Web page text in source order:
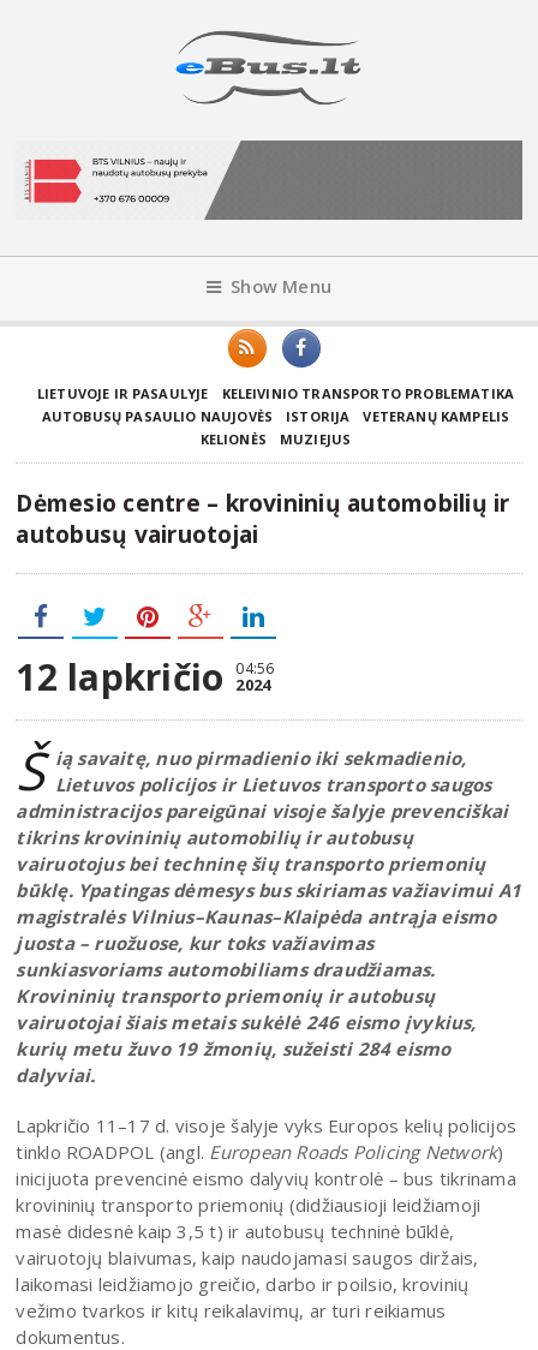
Show Menu
LIETUVOJE IR PASAULYJE
KELEIVINIO TRANSPORTO PROBLEMATIKA
AUTOBUSŲ PASAULIO NAUJOVĖS
ISTORIJA
VETERANŲ KAMPELIS
KELIONĖS
MUZIEJUS
Dėmesio centre – krovininių automobilių ir
autobusų vairuotojai
12 lapkričio 04:56
2024
Š ią savaitę, nuo pirmadienio iki sekmadienio,
Lietuvos policijos ir Lietuvos transporto saugos
administracijos pareigūnai visoje šalyje prevenciškai
tikrins krovininių automobilių ir autobusų
vairuotojus bei techninę šių transporto priemonių
būklę. Ypatingas dėmesys bus skiriamas važiavimui A1
magistralės Vilnius–Kaunas–Klaipėda antrąja eismo
juosta – ruožuose, kur toks važiavimas
sunkiasvoriams automobiliams draudžiamas.
Krovininių transporto priemonių ir autobusų
vairuotojai šiais metais sukėlė 246 eismo įvykius,
kurių metu žuvo 19 žmonių, sužeisti 284 eismo
dalyviai.
Lapkričio 11–17 d. visoje šalyje vyks Europos kelių policijos
tinklo ROADPOL (angl. European Roads Policing Network)
inicijuota prevencinė eismo dalyvių kontrolė – bus tikrinama
krovininių transporto priemonių (didžiausioji leidžiamoji
masė didesnė kaip 3,5 t) ir autobusų techninė būklė,
vairuotojų blaivumas, kaip naudojamasi saugos diržais,
laikomasi leidžiamojo greičio, darbo ir poilsio, krovinių
vežimo tvarkos ir kitų reikalavimų, ar turi reikiamus
dokumentus.